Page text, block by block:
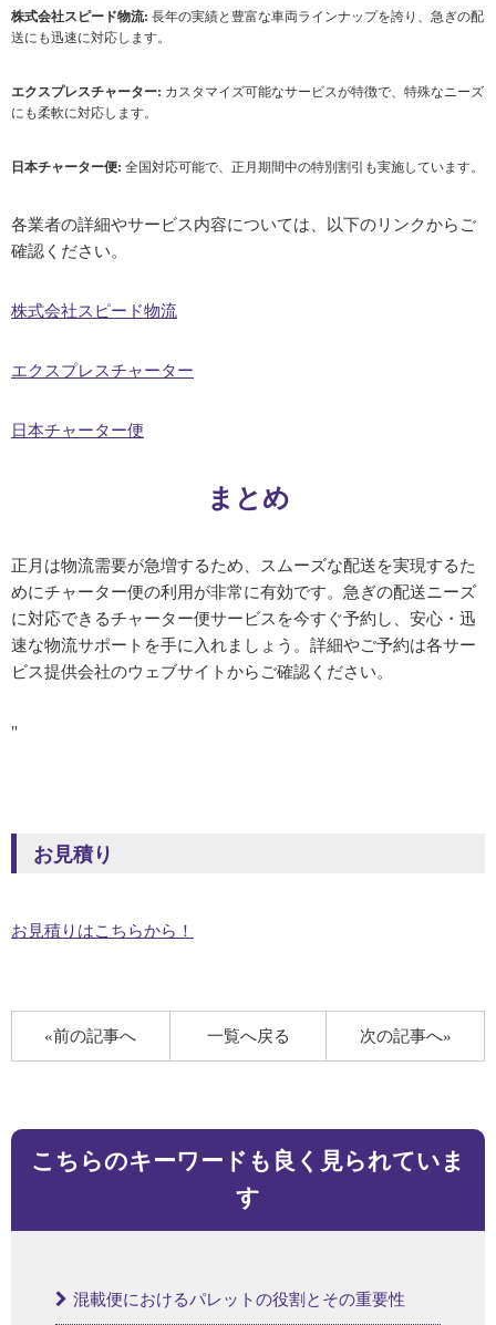
株式会社スピード物流: 長年の実績と豊富な車両ラインナップを誇り、急ぎの配
送にも迅速に対応します。
エクスプレスチャーター: カスタマイズ可能なサービスが特徴で、特殊なニーズ
にも柔軟に対応します。
日本チャーター便: 全国対応可能で、正月期間中の特別割引も実施しています。
各業者の詳細やサービス内容については、以下のリンクからご
確認ください。
株式会社スピード物流
エクスプレスチャーター
日本チャーター便
まとめ
正月は物流需要が急増するため、スムーズな配送を実現するた
めにチャーター便の利用が非常に有効です。急ぎの配送ニーズ
に対応できるチャーター便サービスを今すぐ予約し、安心・迅
速な物流サポートを手に入れましょう。詳細やご予約は各サー
ビス提供会社のウェブサイトからご確認ください。
"
お見積り
お見積りはこちらから！
«前の記事へ 次の記事へ»
一覧へ戻る
こちらのキーワードも良く見られていま
す
混載便におけるパレットの役割とその重要性